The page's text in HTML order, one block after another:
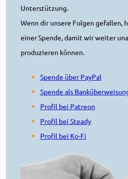
Unterstützung.
Wenn dir unsere Folgen gefallen,
einer Spende, damit wir weiter
produzieren können.
Spende über PayPal
Spende als
Profil bei Patreon
Profil bei Steady
Profil bei Ko-Fi